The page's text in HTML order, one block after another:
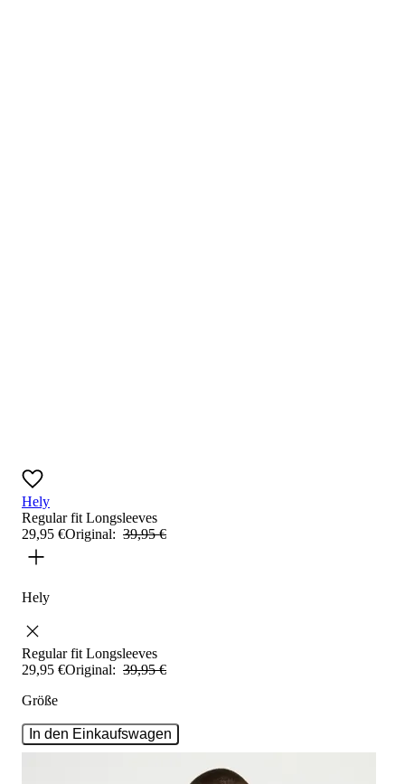
Hely
Regular fitLongsleeves
29,95 €Original: 39,95 €
Hely
Regular fitLongsleeves
29,95 €Original: 39,95 €
Größe
In den Einkaufswagen